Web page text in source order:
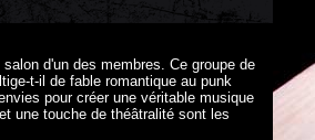
d'un des membres. Ce groupe de
t-il de fable romantique au punk
pour créer une véritable musique
une touche de théâtralité sont les